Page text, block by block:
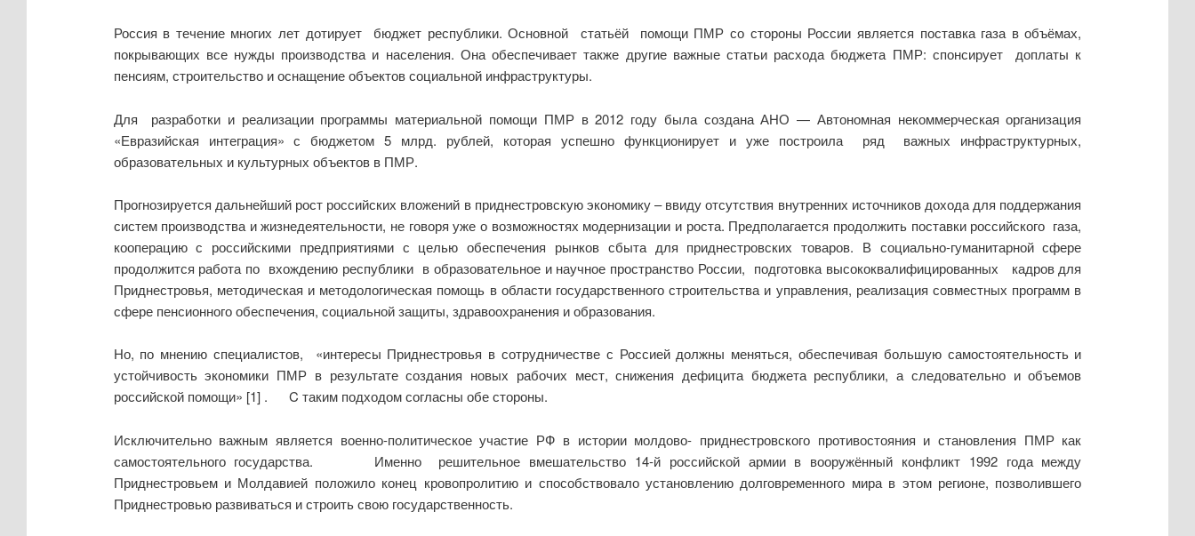
Россия в течение многих лет дотирует бюджет республики. Основной статьёй помощи ПМР со стороны России является поставка газа в объёмах,
покрывающих все нужды производства и населения. Она обеспечивает также другие важные статьи расхода бюджета ПМР: спонсирует доплаты к
пенсиям, строительство и оснащение объектов социальной инфраструктуры.
Для разработки и реализации программы материальной помощи ПМР в 2012 году была создана АНО — Автономная некоммерческая организация
«Евразийская интеграция» с бюджетом 5 млрд. рублей, которая успешно функционирует и уже построила ряд важных инфраструктурных,
образовательных и культурных объектов в ПМР.
Прогнозируется дальнейший рост российских вложений в приднестровскую экономику – ввиду отсутствия внутренних источников дохода для поддержания
систем производства и жизнедеятельности, не говоря уже о возможностях модернизации и роста. Предполагается продолжить поставки российского газа,
кооперацию с российскими предприятиями с целью обеспечения рынков сбыта для приднестровских товаров. В социально-гуманитарной сфере
продолжится работа по вхождению республики в образовательное и научное пространство России, подготовка высококвалифицированных кадров для
Приднестровья, методическая и методологическая помощь в области государственного строительства и управления, реализация совместных программ в
сфере пенсионного обеспечения, социальной защиты, здравоохранения и образования.
Но, по мнению специалистов, «интересы Приднестровья в сотрудничестве с Россией должны меняться, обеспечивая большую самостоятельность и
устойчивость экономики ПМР в результате создания новых рабочих мест, снижения дефицита бюджета республики, а следовательно и объемов
российской помощи» [1] . C таким подходом согласны обе стороны.
Исключительно важным является военно-политическое участие РФ в истории молдово- приднестровского противостояния и становления ПМР как
самостоятельного государства. Именно решительное вмешательство 14-й российской армии в вооружённый конфликт 1992 года между
Приднестровьем и Молдавией положило конец кровопролитию и способствовало установлению долговременного мира в этом регионе, позволившего
Приднестровью развиваться и строить свою государственность.